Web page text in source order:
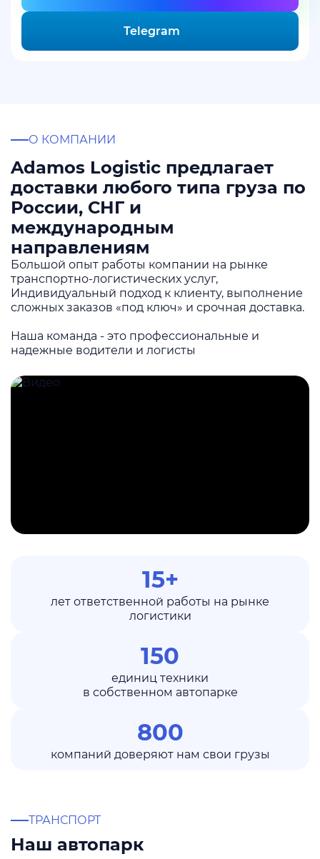
Telegram
О КОМПАНИИ
Adamos Logistic предлагает
доставки любого типа груза по
России, СНГ и
международным
направлениям
Большой опыт работы компании на рынке
транспортно-логистических услуг,
Индивидуальный подход к клиенту, выполнение
сложных заказов «под ключ» и срочная доставка.
Наша команда - это профессиональные и
надежные водители и логисты
15+
лет ответственной работы на рынке
логистики
150
единиц техники
в собственном автопарке
800
компаний доверяют нам свои грузы
ТРАНСПОРТ
Наш автопарк